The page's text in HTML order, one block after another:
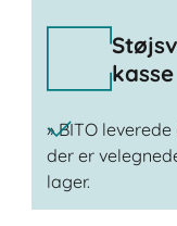
kasse
» BITO
der er
lager.